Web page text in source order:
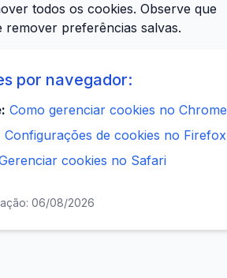
todos os cookies. Observe que
remover preferências salvas.
por navegador:
Como gerenciar cookies no Chrome
Configurações de cookies no Firefox
cookies no Safari
06/08/2026